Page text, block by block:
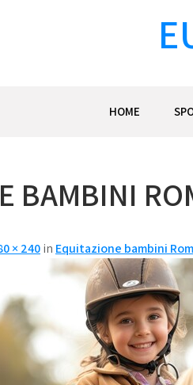
HOME
BAMBINI
× 240in Equitazione bambini